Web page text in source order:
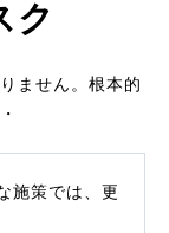
ク
ません。根本的
施策では、更